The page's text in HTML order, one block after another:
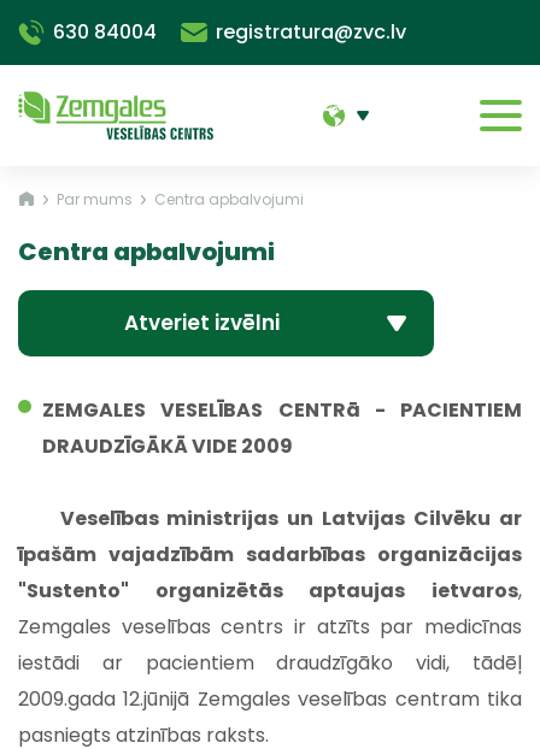
630 84004 registratura@zvc.lv
Par mums Centra apbalvojumi
Centra apbalvojumi
Atveriet izvēlni
ZEMGALES VESELĪBAS CENTRā - PACIENTIEM
DRAUDZĪGĀKĀ VIDE 2009
Veselības ministrijas un Latvijas Cilvēku ar
īpašām vajadzībām sadarbības organizācijas
"Sustento" organizētās aptaujas ietvaros,
Zemgales veselības centrs ir atzīts par medicīnas
iestādi ar pacientiem draudzīgāko vidi, tādēļ
2009.gada 12.jūnijā Zemgales veselības centram tika
pasniegts atzinības raksts.